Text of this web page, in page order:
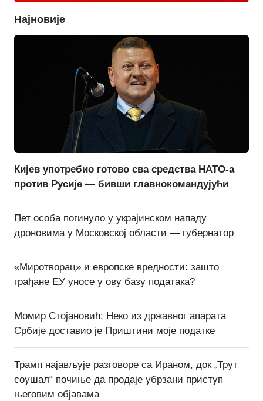
Најновије
Кијев употребио готово сва средства НАТО-а
против Русије — бивши главнокомандујући
Пет особа погинуло у украјинском нападу
дроновима у Московској области — губернатор
«Миротворац» и европске вредности: зашто
грађане ЕУ уносе у ову базу података?
Момир Стојановић: Неко из државног апарата
Србије доставио је Приштини моје податке
Трамп најављује разговоре са Ираном, док „Трут
соушал“ почиње да продаје убрзани приступ
његовим објавама